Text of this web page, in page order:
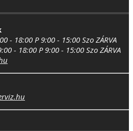
- 18:00 P 9:00 - 15:00 Szo ZÁRVA
- 18:00 P 9:00 - 15:00 Szo ZÁRVA